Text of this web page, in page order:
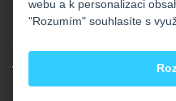
VAŠE OBJEDNÁVKY
webu a k personalizaci
"Rozumím" souhlasíte s